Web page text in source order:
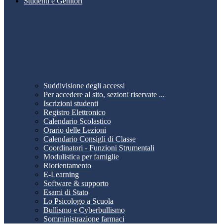
Suddivisione degli accessi
Per accedere al sito, sezioni riservate ...
Iscrizioni studenti
Registro Elettronico
Calendario Scolastico
Orario delle Lezioni
Calendario Consigli di Classe
Coordinatori - Funzioni Strumentali
Modulistica per famiglie
Riorientamento
E-Learning
Software & supporto
Esami di Stato
Lo Psicologo a Scuola
Bullismo e Cyberbullismo
Somministrazione farmaci